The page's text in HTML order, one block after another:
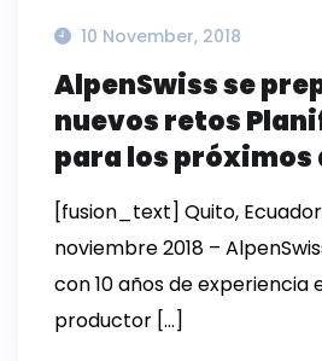
10 November, 2018
AlpenSwiss se
nuevos retos
para los próximos
[fusion_text] Quito,
noviembre 2018 –
con 10 años de experiencia
productor […]